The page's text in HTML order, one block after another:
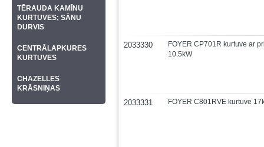
2033330
FOYER CP701R kurtuve ar
10.5kW
2033331 FOYER C801RVE kurtuve
TĒRAUDA KAMĪNU
KURTUVES; SĀNU
DURVIS
CENTRĀLAPKURES
KURTUVES
CHAZELLES
KRĀSNIŅAS